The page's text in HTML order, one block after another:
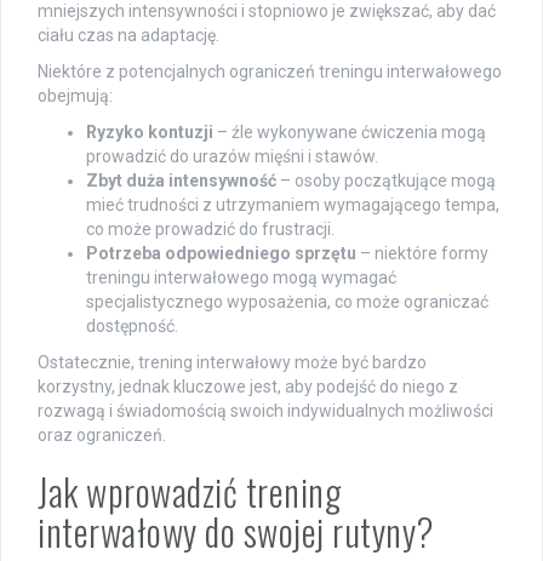
mniejszych intensywności i stopniowo je zwiększać, aby dać
ciału czas na adaptację.
Niektóre z potencjalnych ograniczeń treningu interwałowego
obejmują:
Ryzyko kontuzji – źle wykonywane ćwiczenia mogą
prowadzić do urazów mięśni i stawów.
Zbyt duża intensywność – osoby początkujące mogą
mieć trudności z utrzymaniem wymagającego tempa,
co może prowadzić do frustracji.
Potrzeba odpowiedniego sprzętu – niektóre formy
treningu interwałowego mogą wymagać
specjalistycznego wyposażenia, co może ograniczać
dostępność.
Ostatecznie, trening interwałowy może być bardzo
korzystny, jednak kluczowe jest, aby podejść do niego z
rozwagą i świadomością swoich indywidualnych możliwości
oraz ograniczeń.
Jak wprowadzić trening
interwałowy do swojej rutyny?